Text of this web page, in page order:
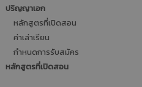
ปริญญาเอก
หลักสูตรที่เปิดสอน
ค่าเล่าเรียน
กำหนดการรับสมัคร
หลักสูตรที่เปิดสอน